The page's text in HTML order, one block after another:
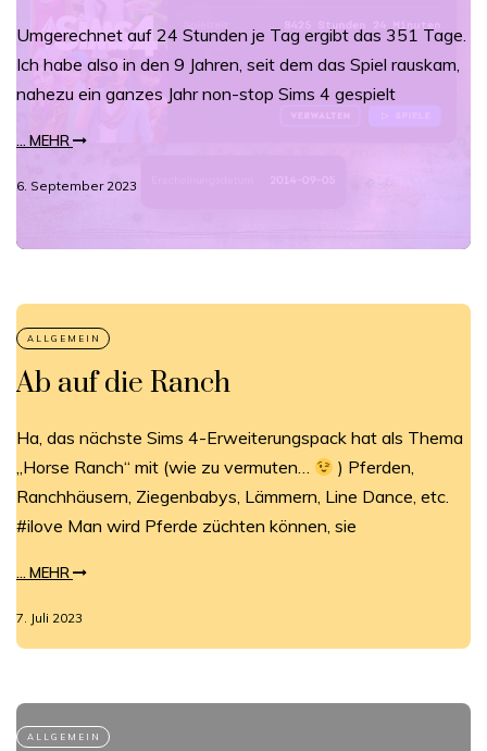
Umgerechnet auf 24 Stunden je Tag ergibt das 351 Tage.
Ich habe also in den 9 Jahren, seit dem das Spiel rauskam,
nahezu ein ganzes Jahr non-stop Sims 4 gespielt
... MEHR
6. September 2023
Ab auf die Ranch
Ha, das nächste Sims 4-Erweiterungspack hat als Thema
„Horse Ranch“ mit (wie zu vermuten…
) Pferden,
Ranchhäusern, Ziegenbabys, Lämmern, Line Dance, etc.
#ilove Man wird Pferde züchten können, sie
... MEHR
7. Juli 2023